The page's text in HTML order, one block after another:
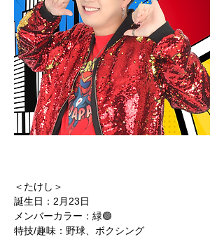
＜たけし＞
誕生日：2月23日
メンバーカラー：緑🟢
特技/趣味：野球、ボクシング